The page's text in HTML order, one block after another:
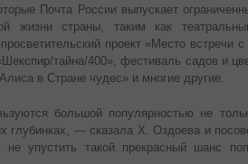
Почта России выпускает
жизни страны, таким как
проект «Место встречи с
тайна/400», фестиваль садов и
в Стране чудес» и многие другие.
большой популярностью не
глубинках, — сказала Х. Оздоева и
не упустить такой прекрасный шанс